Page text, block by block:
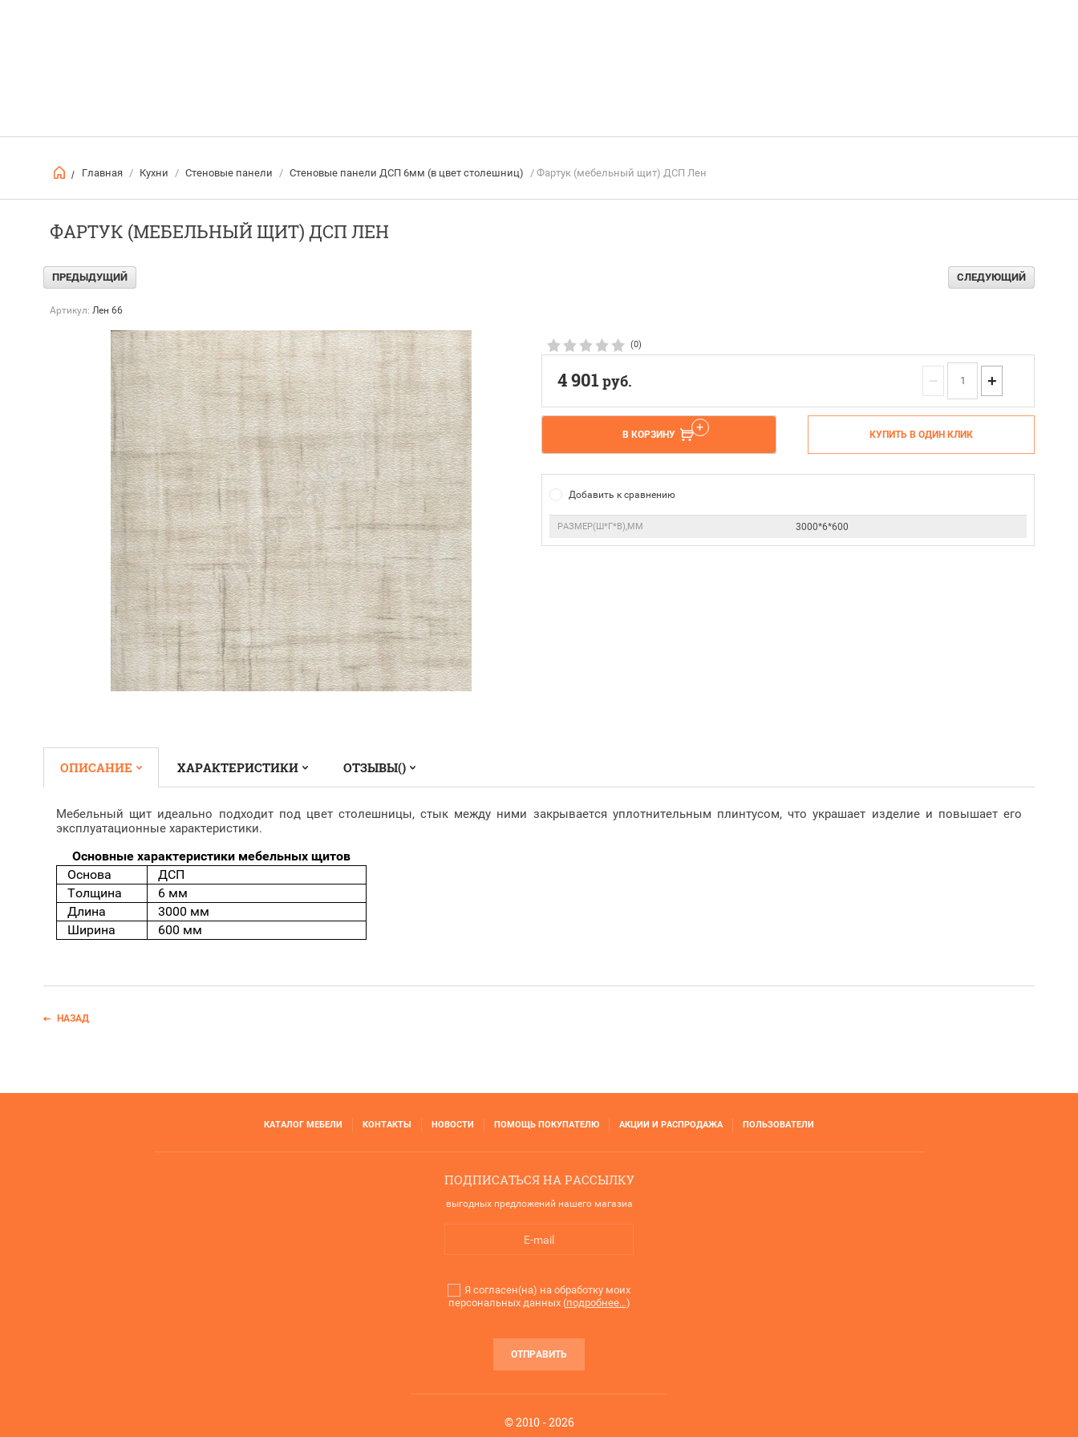
/ Главная / Кухни / Стеновые панели / Стеновые панели ДСП 6мм (в цвет столешниц) / Фартук (мебельный щит) ДСП Лен
ФАРТУК (МЕБЕЛЬНЫЙ ЩИТ) ДСП ЛЕН
ПРЕДЫДУЩИЙ СЛЕДУЮЩИЙ
Артикул: Лен 66
(0)
4 901 руб. − +
В КОРЗИНУ КУПИТЬ В ОДИН КЛИК
Добавить к сравнению
РАЗМЕР(Ш*Г*В),ММ 3000*6*600
ОПИСАНИЕ ХАРАКТЕРИСТИКИ ОТЗЫВЫ()
Мебельный щит идеально подходит под цвет столешницы, стык между ними закрывается уплотнительным плинтусом, что украшает изделие и повышает его
эксплуатационные характеристики.
Основные характеристики мебельных щитов
Основа
ДСП
Толщина
6 мм
Длина
3000 мм
Ширина
600 мм
НАЗАД
КАТАЛОГ МЕБЕЛИ КОНТАКТЫ НОВОСТИ ПОМОЩЬ ПОКУПАТЕЛЮ АКЦИИ И РАСПРОДАЖА ПОЛЬЗОВАТЕЛИ
ПОДПИСАТЬСЯ НА РАССЫЛКУ
выгодных предложений нашего магазиа
Я согласен(на) на обработку моих
персональных данных (подробнее...)
ОТПРАВИТЬ
© 2010 - 2026